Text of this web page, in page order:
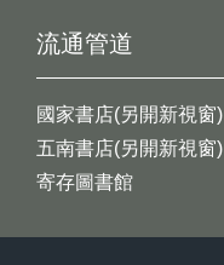
流通管道
國家書店(另開新視窗)
五南書店(另開新視窗)
寄存圖書館